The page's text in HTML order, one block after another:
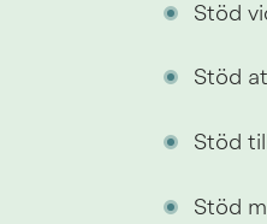
Stöd
Stöd
Stöd
Stöd